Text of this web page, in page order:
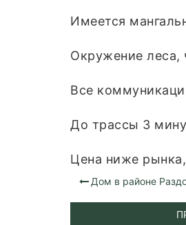
Имеется
Окружение леса,
Все
До трассы 3
Цена ниже
Дом в районе